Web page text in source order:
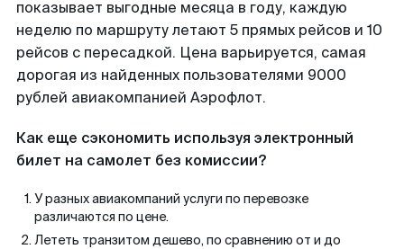
показывает выгодные месяца в году, каждую
неделю по маршруту летают 5 прямых рейсов и 10
рейсов с пересадкой. Цена варьируется, самая
дорогая из найденных пользователями 9000
рублей авиакомпанией Аэрофлот.
Как еще сэкономить используя электронный
билет на самолет без комиссии?
У разных авиакомпаний услуги по перевозке
различаются по цене.
Лететь транзитом дешево, по сравнению от и до